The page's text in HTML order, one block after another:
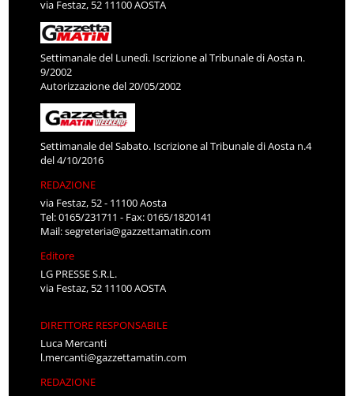
via Festaz, 52 11100 AOSTA
Settimanale del Lunedì. Iscrizione al Tribunale di Aosta n.
9/2002
Autorizzazione del 20/05/2002
Settimanale del Sabato. Iscrizione al Tribunale di Aosta n.4
del 4/10/2016
REDAZIONE
via Festaz, 52 - 11100 Aosta
Tel: 0165/231711 - Fax: 0165/1820141
Mail:segreteria@gazzettamatin.com
Editore
LG PRESSE S.R.L.
via Festaz, 52 11100 AOSTA
DIRETTORE RESPONSABILE
Luca Mercanti
l.mercanti@gazzettamatin.com
REDAZIONE